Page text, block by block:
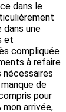
dans le
dans une
et
compliquée
à refaire
nécessaires
de
pour
arrivée,